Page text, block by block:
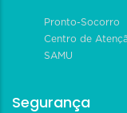
Pronto-Socorro
Centro de
SAMU
Segurança